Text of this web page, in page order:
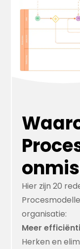
Hier zijn 20
organisatie:
Meer
Herken en